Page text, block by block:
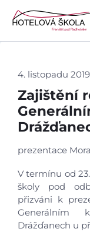
4. listopadu 2019
Zajištění
prezentace
V termínu od 23.
školy pod
přizváni k
Generálním
Drážďanech u